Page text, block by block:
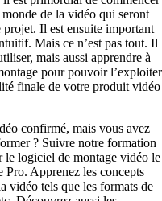
de la vidéo qui seront
Il est ensuite important
Mais ce n’est pas tout. Il
mais aussi apprendre à
pour pouvoir l’exploiter
finale de votre produit vidéo
confirmé, mais vous avez
? Suivre notre formation
le logiciel de montage vidéo le
Pro. Apprenez les concepts
vidéo tels que les formats de